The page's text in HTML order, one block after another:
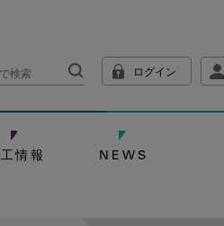
ログイン
情報 NEWS